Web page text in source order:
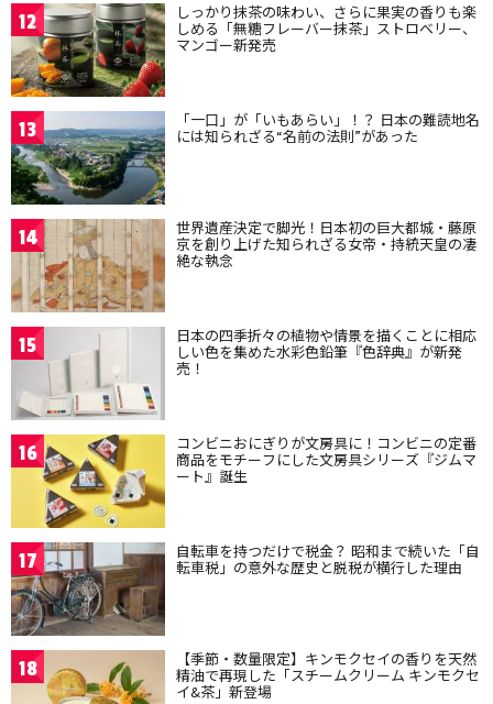
12 しっかり抹茶の味わい、さらに果実の香りも楽
しめる「無糖フレーバー抹茶」ストロベリー、
マンゴー新発売
13 「一口」が「いもあらい」！？ 日本の難読地名
には知られざる“名前の法則”があった
14 世界遺産決定で脚光！日本初の巨大都城・藤原
京を創り上げた知られざる女帝・持統天皇の凄
絶な執念
15 日本の四季折々の植物や情景を描くことに相応
しい色を集めた水彩色鉛筆『色辞典』が新発
売！
16 コンビニおにぎりが文房具に！コンビニの定番
商品をモチーフにした文房具シリーズ『ジムマ
ート』誕生
17 自転車を持つだけで税金？ 昭和まで続いた「自
転車税」の意外な歴史と脱税が横行した理由
18 【季節・数量限定】キンモクセイの香りを天然
精油で再現した「スチームクリーム キンモクセ
イ&茶」新登場